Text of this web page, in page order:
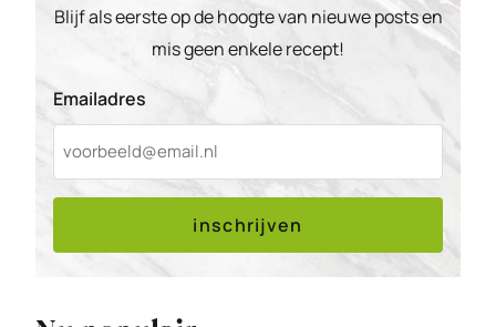
Blijf als eerste op de hoogte van nieuwe posts en
mis geen enkele recept!
Emailadres
inschrijven